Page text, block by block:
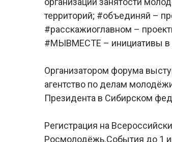
территорий; #объединяй –
#расскажиоглавном –
#МЫВМЕСТЕ – инициативы в
Организатором форума
агентство по делам
Президента в Сибирском
Регистрация на
Росмолодёжь.События до 1